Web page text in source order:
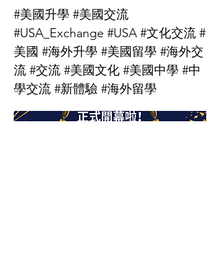
#美國升學 #美國交流
#USA_Exchange #USA #文化交流 #
美國 #海外升學 #美國留學 #海外交
流 #交流 #美國文化 #美國中學 #中
學交流 #新體驗 #海外留學